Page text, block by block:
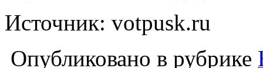
Источник: votpusk.ru
Опубликовано в рубрике